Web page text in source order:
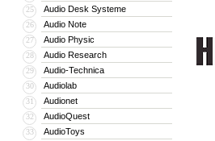
25 Audio Desk Systeme
26 Audio Note
27 Audio Physic
28 Audio Research
29 Audio-Technica
30 Audiolab
31 Audionet
32 AudioQuest
33 AudioToys